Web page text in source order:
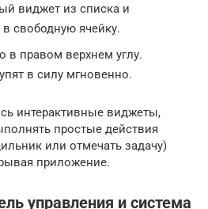
виджет из списка и
в свободную ячейку.
в правом верхнем углу.
в силу мгновенно.
интерактивные виджеты,
простые действия
или отмечать задачу)
приложение.
управления и система